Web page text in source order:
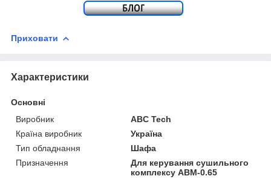
Приховати
Характеристики
Основні
Виробник
ABC Tech
Країна виробник
Україна
Тип обладнання
Шафа
Призначення
Для керування сушильного
комплексу АВМ-0.65